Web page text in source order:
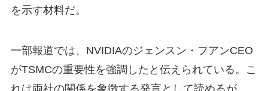
を示す材料だ。
一部報道では、NVIDIAのジェンスン・フアンCEO
がTSMCの重要性を強調したと伝えられている。こ
れは両社の関係を象徴する発言として読めるが、